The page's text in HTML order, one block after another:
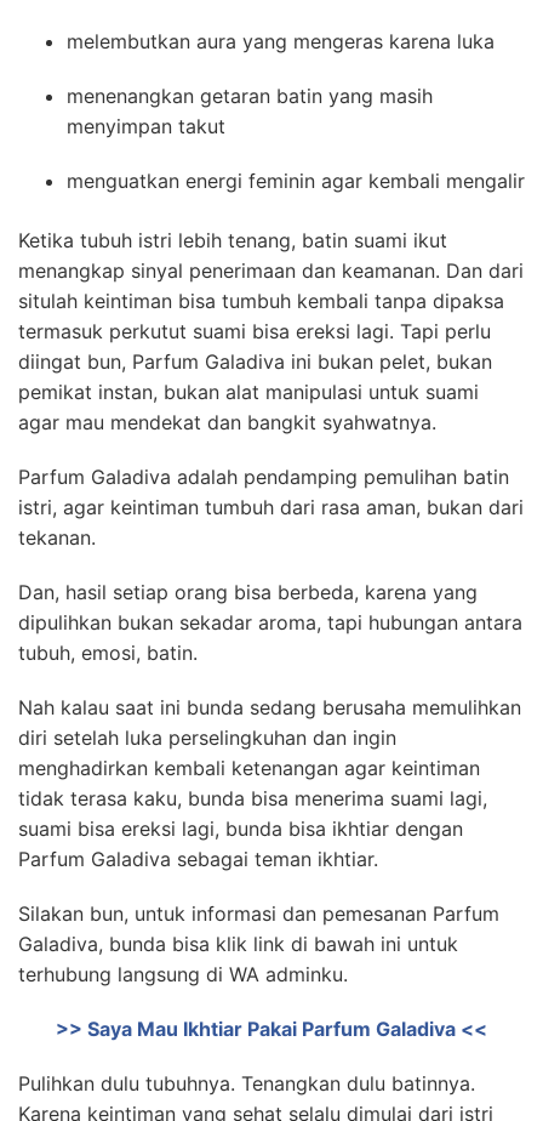
melembutkan aura yang mengeras karena luka
menenangkan getaran batin yang masih
menyimpan takut
menguatkan energi feminin agar kembali mengalir
Ketika tubuh istri lebih tenang, batin suami ikut
menangkap sinyal penerimaan dan keamanan. Dan dari
situlah keintiman bisa tumbuh kembali tanpa dipaksa
termasuk perkutut suami bisa ereksi lagi. Tapi perlu
diingat bun, Parfum Galadiva ini bukan pelet, bukan
pemikat instan, bukan alat manipulasi untuk suami
agar mau mendekat dan bangkit syahwatnya.
Parfum Galadiva adalah pendamping pemulihan batin
istri, agar keintiman tumbuh dari rasa aman, bukan dari
tekanan.
Dan, hasil setiap orang bisa berbeda, karena yang
dipulihkan bukan sekadar aroma, tapi hubungan antara
tubuh, emosi, batin.
Nah kalau saat ini bunda sedang berusaha memulihkan
diri setelah luka perselingkuhan dan ingin
menghadirkan kembali ketenangan agar keintiman
tidak terasa kaku, bunda bisa menerima suami lagi,
suami bisa ereksi lagi, bunda bisa ikhtiar dengan
Parfum Galadiva sebagai teman ikhtiar.
Silakan bun, untuk informasi dan pemesanan Parfum
Galadiva, bunda bisa klik link di bawah ini untuk
terhubung langsung di WA adminku.
>> Saya Mau Ikhtiar Pakai Parfum Galadiva <<
Pulihkan dulu tubuhnya. Tenangkan dulu batinnya.
Karena keintiman yang sehat selalu dimulai dari istri